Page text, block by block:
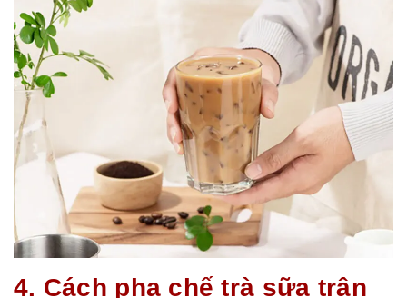
4. Cách pha chế trà sữa trân